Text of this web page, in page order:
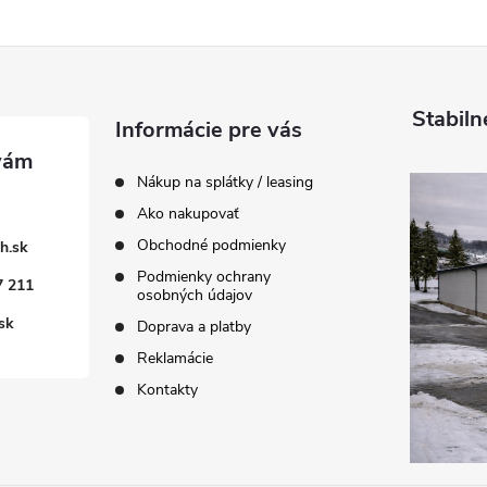
211
Informácie pre vás
Nákup na splátky / leasing
Ako nakupovať
Obchodné podmienky
Podmienky ochrany
osobných údajov
Doprava a platby
Reklamácie
Kontakty